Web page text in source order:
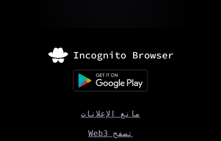
مانع الإعلانات
تصفح Web3